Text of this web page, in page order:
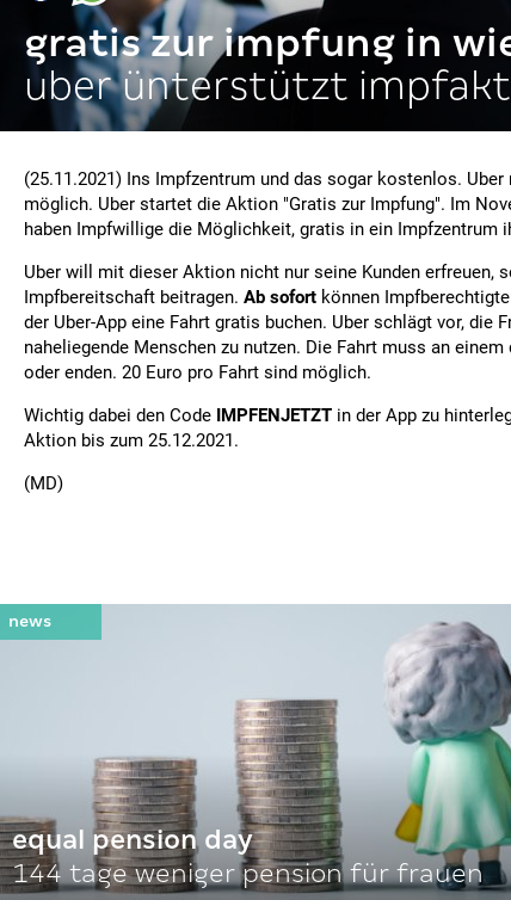
gratis zur impfung in
uber ünterstützt
(25.11.2021) Ins Impfzentrum und das sogar kostenlos.
möglich. Uber startet die Aktion "Gratis zur Impfung". Im
haben Impfwillige die Möglichkeit, gratis in ein Impfzentrum
Uber will mit dieser Aktion nicht nur seine Kunden erfreuen,
Impfbereitschaft beitragen. Ab sofort können
der Uber-App eine Fahrt gratis buchen. Uber schlägt vor, die
naheliegende Menschen zu nutzen. Die Fahrt muss an einem
oder enden. 20 Euro pro Fahrt sind möglich.
Wichtig dabei den Code IMPFENJETZT in der App zu
Aktion bis zum 25.12.2021.
(MD)
equal pension day
144 tage weniger pension für frauen